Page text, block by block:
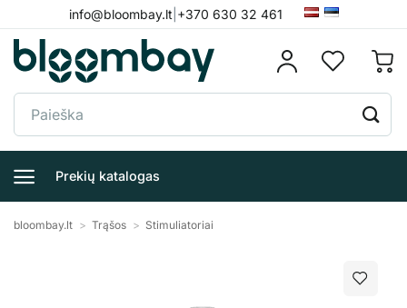
to
content
info@bloombay.lt +370 630 32 461
Ieškoti:
Prekių katalogas
bloombay.lt > Trąšos > Stimuliatoriai